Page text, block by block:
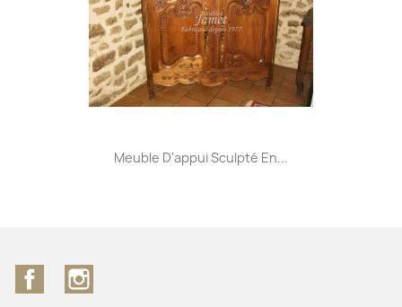
Meuble D'appui Sculpté En...
Facebook